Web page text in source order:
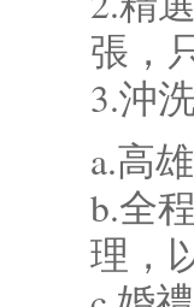
張，
3.沖
a.高
b.全
理，